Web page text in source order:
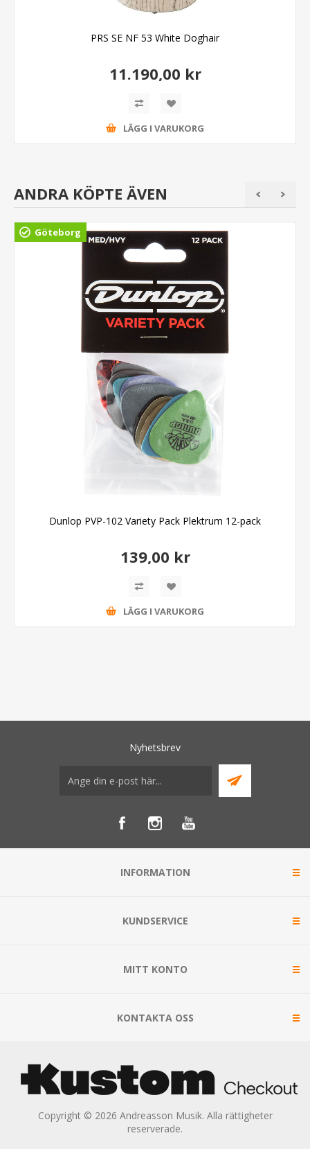
PRS SE NF 53 White Doghair
11.190,00 kr
LÄGG I VARUKORG
ANDRA KÖPTE ÄVEN
Göteborg
Dunlop PVP-102 Variety Pack Plektrum 12-pack
139,00 kr
LÄGG I VARUKORG
Nyhetsbrev
INFORMATION
KUNDSERVICE
MITT KONTO
KONTAKTA OSS
Copyright © 2026 Andreasson Musik. Alla rättigheter
reserverade.